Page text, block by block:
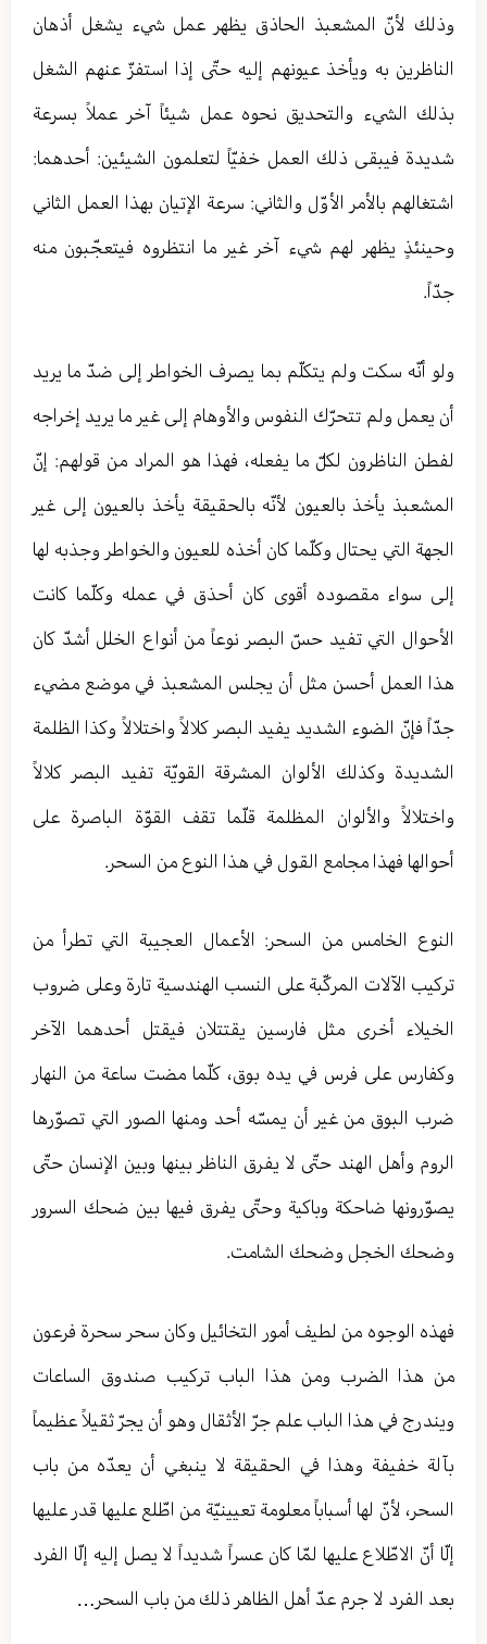
وذلك لأنّ المشعبذ الحاذق يظهر عمل شي‏ء يشغل أذهان
الناظرين به ويأخذ عيونهم إليه حتّى إذا استفزّ عنهم الشغل
بذلك الشي‏ء والتحديق نحوه عمل شيئاً آخر عملاً بسرعة
شديدة فيبقى ذلك العمل خفيّاً لتعلمون الشيئين: أحدهما:
اشتغالهم بالأمر الأوّل والثاني: سرعة الإتيان بهذا العمل الثاني
وحينئذٍ يظهر لهم شي‏ء آخر غير ما انتظروه فيتعجّبون منه
جدّاً.
ولو أنّه سكت ولم يتكلّم بما يصرف الخواطر إلى ضدّ ما يريد
أن يعمل ولم تتحرّك النفوس والأوهام إلى غير ما يريد إخراجه
لفطن الناظرون لكلّ ما يفعله، فهذا هو المراد من قولهم: إنّ
المشعبذ يأخذ بالعيون لأنّه بالحقيقة يأخذ بالعيون إلى غير
الجهة التي يحتال وكلّما كان أخذه للعيون والخواطر وجذبه لها
إلى سواء مقصوده أقوى كان أحذق في عمله وكلّما كانت
الأحوال التي تفيد حسّ البصر نوعاً من أنواع الخلل أشدّ كان
هذا العمل أحسن مثل أن يجلس المشعبذ في موضع مضي‏ء
جدّاً فإنّ الضوء الشديد يفيد البصر كلالاً واختلالاً وكذا الظلمة
الشديدة وكذلك الألوان المشرقة القويّة تفيد البصر كلالاً
واختلالاً والألوان المظلمة قلّما تقف القوّة الباصرة على
أحوالها فهذا مجامع القول في هذا النوع من السحر.
النوع الخامس من السحر: الأعمال العجيبة التي تطرأ من
تركيب الآلات المركّبة على النسب الهندسية تارة وعلى ضروب
الخيلاء أخرى مثل فارسين يقتتلان فيقتل أحدهما الآخر
وكفارس على فرس في يده بوق، كلّما مضت ساعة من النهار
ضرب البوق من غير أن يمسّه أحد ومنها الصور التي تصوّرها
الروم وأهل الهند حتّى لا يفرق الناظر بينها وبين الإنسان حتّى
يصوّرونها ضاحكة وباكية وحتّى يفرق فيها بين ضحك السرور
وضحك الخجل وضحك الشامت.
فهذه الوجوه من لطيف أمور التخائيل وكان سحر سحرة فرعون
من هذا الضرب ومن هذا الباب تركيب صندوق الساعات
ويندرج في هذا الباب علم جرّ الأثقال وهو أن يجرّ ثقيلاً عظيماً
بآلة خفيفة وهذا في الحقيقة لا ينبغي أن يعدّه من باب
السحر، لأنّ لها أسباباً معلومة تعيينيّة من اطّلع عليها قدر عليها
إلّا أنّ الاطّلاع عليها لمّا كان عسراً شديداً لا يصل إليه إلّا الفرد
بعد الفرد لا جرم عدّ أهل الظاهر ذلك من باب السحر…